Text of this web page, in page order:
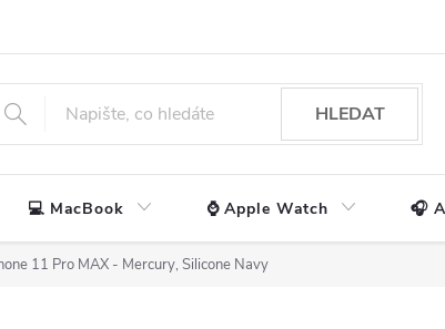
HLEDAT
💻 MacBook ⌚ Apple Watch 🎧
11 Pro MAX - Mercury, Silicone Navy